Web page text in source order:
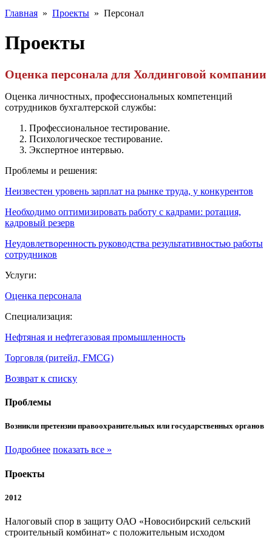
Главная » Проекты » Персонал
Проекты
Оценка персонала для Холдинговой компании
Оценка личностных, профессиональных компетенций
сотрудников бухгалтерской службы:
Профессиональное тестирование.
Психологическое тестирование.
Экспертное интервью.
Проблемы и решения:
Неизвестен уровень зарплат на рынке труда, у конкурентов
Необходимо оптимизировать работу с кадрами: ротация,
кадровый резерв
Неудовлетворенность руководства результативностью работы
сотрудников
Услуги:
Оценка персонала
Специализация:
Нефтяная и нефтегазовая промышленность
Торговля (ритейл, FMCG)
Возврат к списку
Проблемы
Возникли претензии правоохранительных или государственных органов
Подробнее показать все »
Проекты
2012
Налоговый спор в защиту ОАО «Новосибирский сельский
строительный комбинат» с положительным исходом